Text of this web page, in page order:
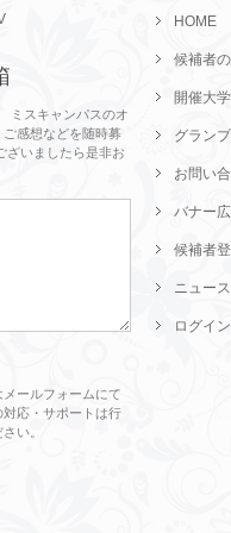
ミスキャンパスのオ
感想などを随時募
ざいましたら是非お
ールフォームにて
応・サポートは行
い。
HOME
候補者
開催大
グラン
お問い
バナー
候補者
ニュース
ログイン